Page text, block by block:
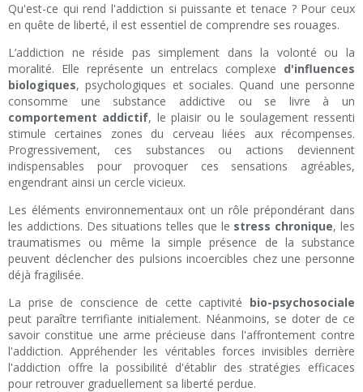
Qu'est-ce qui rend l'addiction si puissante et tenace ? Pour ceux
en quête de liberté, il est essentiel de comprendre ses rouages.
L’addiction ne réside pas simplement dans la volonté ou la
moralité. Elle représente un entrelacs complexe d'influences
biologiques, psychologiques et sociales. Quand une personne
consomme une substance addictive ou se livre à un
comportement addictif, le plaisir ou le soulagement ressenti
stimule certaines zones du cerveau liées aux récompenses.
Progressivement, ces substances ou actions deviennent
indispensables pour provoquer ces sensations agréables,
engendrant ainsi un cercle vicieux.
Les éléments environnementaux ont un rôle prépondérant dans
les addictions. Des situations telles que le stress chronique, les
traumatismes ou même la simple présence de la substance
peuvent déclencher des pulsions incoercibles chez une personne
déjà fragilisée.
La prise de conscience de cette captivité bio-psychosociale
peut paraître terrifiante initialement. Néanmoins, se doter de ce
savoir constitue une arme précieuse dans l'affrontement contre
l'addiction. Appréhender les véritables forces invisibles derrière
l'addiction offre la possibilité d'établir des stratégies efficaces
pour retrouver graduellement sa liberté perdue.